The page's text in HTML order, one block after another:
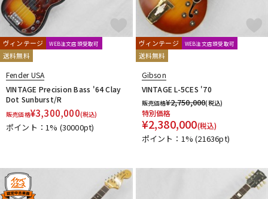
ヴィンテージ WEB注文店頭受取可
送料無料
Fender USA
VINTAGE Precision Bass '64 Clay
Dot Sunburst/R
販売価格¥3,300,000(税込)
ポイント：1% (30000pt)
ヴィンテージ WEB注文店頭受取可
送料無料
Gibson
VINTAGE L-5CES '70
販売価格¥2,750,000(税込)
特別価格
¥2,380,000(税込)
ポイント：1%(21636pt)